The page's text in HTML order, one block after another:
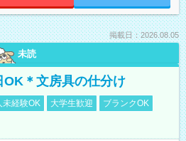
掲載日：2026.08.05
未読
OK＊文房具の仕分け
未経験OK 大学生歓迎
ブランクOK